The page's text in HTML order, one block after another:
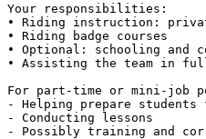
Your responsibilities:
• Riding instruction:
• Riding badge courses
• Optional: schooling and
• Assisting the team in
For part-time or mini-job
- Helping prepare students
- Conducting lessons
- Possibly training and